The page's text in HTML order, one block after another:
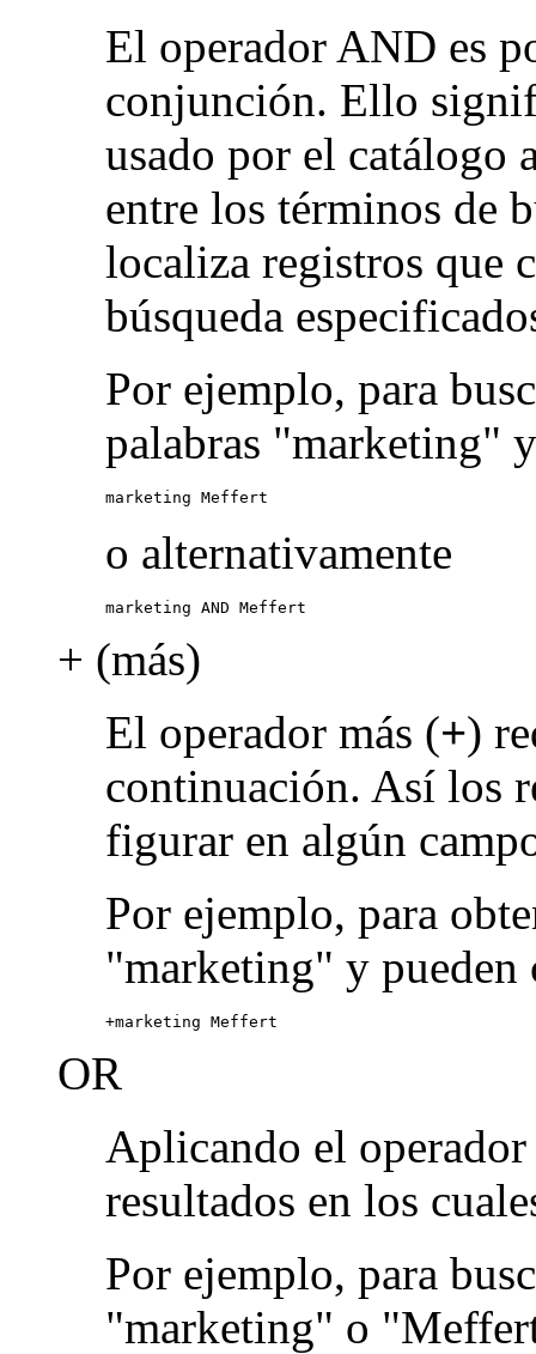
El operador AND es
conjunción. Ello
usado por el catálogo
entre los términos de
localiza registros que
búsqueda
Por ejemplo, para
palabras "marketing"
marketing Meffert
o alternativamente
marketing AND Meffert
+ (más)
El operador más (+)
continuación. Así los
figurar en algún
Por ejemplo, para
"marketing" y
+marketing Meffert
OR
Aplicando el
resultados en los
Por ejemplo, para
"marketing" o